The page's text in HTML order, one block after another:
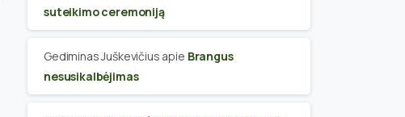
suteikimo ceremoniją
Gediminas Juškevičius apie Brangus
nesusikalbėjimas